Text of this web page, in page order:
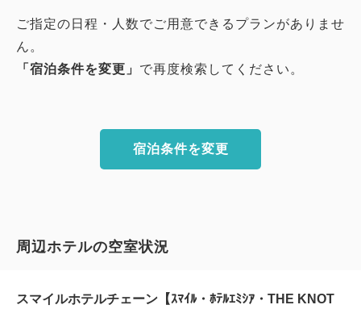
ご指定の日程・人数でご用意できるプランがありませ
ん。
「宿泊条件を変更」 で再度検索してください。
宿泊条件を変更
周辺ホテルの空室状況
スマイルホテルチェーン【ｽﾏｲﾙ・ﾎﾃﾙｴﾐｼｱ・THE KNOT